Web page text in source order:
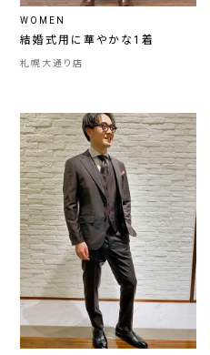
WOMEN
結婚式用に華やかな1着
札幌大通り店